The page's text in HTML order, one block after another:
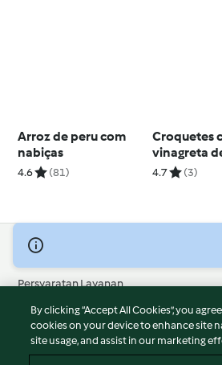
Arroz de peru com
nabiças
4.6 (81)
Croquetes
vinagreta
e manjericão
4.7 (3)
© Hak Cipta 2026
Persyaratan Layanan
Kebijakan Privasi
Penafian
Terbitan
By clicking “Accept All Cookies”, you
cookies on your device to enhance site
site usage, and assist in our marketing